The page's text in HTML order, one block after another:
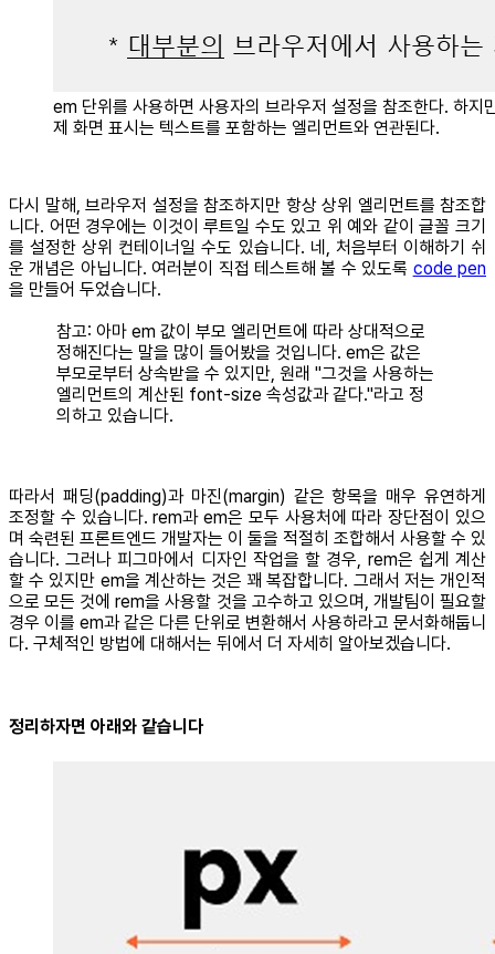
em 단위를 사용하면 사용자의 브라우저 설정을 참조한다. 하지
제 화면 표시는 텍스트를 포함하는 엘리먼트와 연관된다.
다시 말해, 브라우저 설정을 참조하지만 항상 상위 엘리먼트를 참조합
니다. 어떤 경우에는 이것이 루트일 수도 있고 위 예와 같이 글꼴 크기
를 설정한 상위 컨테이너일 수도 있습니다. 네, 처음부터 이해하기 쉬
운 개념은 아닙니다. 여러분이 직접 테스트해 볼 수 있도록 code pen
을 만들어 두었습니다.
참고: 아마 em 값이 부모 엘리먼트에 따라 상대적으로
정해진다는 말을 많이 들어봤을 것입니다. em은 값은
부모로부터 상속받을 수 있지만, 원래 "그것을 사용하는
엘리먼트의 계산된 font-size 속성값과 같다."라고 정
의하고 있습니다.
따라서 패딩(padding)과 마진(margin) 같은 항목을 매우 유연하게
조정할 수 있습니다. rem과 em은 모두 사용처에 따라 장단점이 있으
며 숙련된 프론트엔드 개발자는 이 둘을 적절히 조합해서 사용할 수 있
습니다. 그러나 피그마에서 디자인 작업을 할 경우, rem은 쉽게 계산
할 수 있지만 em을 계산하는 것은 꽤 복잡합니다. 그래서 저는 개인적
으로 모든 것에 rem을 사용할 것을 고수하고 있으며, 개발팀이 필요할
경우 이를 em과 같은 다른 단위로 변환해서 사용하라고 문서화해둡니
다. 구체적인 방법에 대해서는 뒤에서 더 자세히 알아보겠습니다.
정리하자면 아래와 같습니다